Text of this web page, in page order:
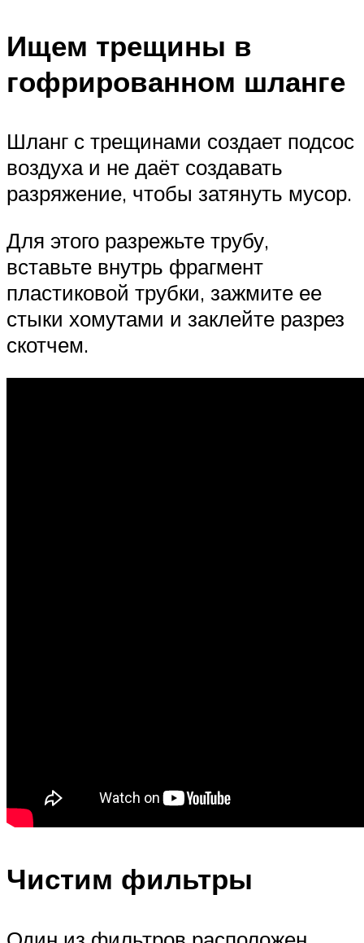
Ищем трещины в
гофрированном шланге
Шланг с трещинами создает подсос
воздуха и не даёт создавать
разряжение, чтобы затянуть мусор.
Для этого разрежьте трубу,
вставьте внутрь фрагмент
пластиковой трубки, зажмите ее
стыки хомутами и заклейте разрез
скотчем.
Чистим фильтры